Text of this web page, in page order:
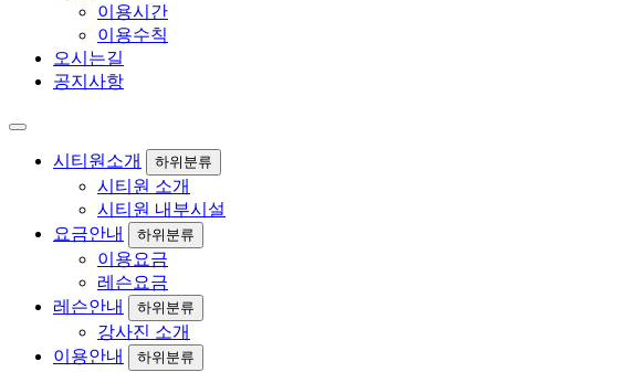
이용시간
이용수칙
오시는길
공지사항
시티원소개 하위분류
시티원 소개
시티원 내부시설
요금안내
하위분류
이용요금
레슨요금
레슨안내
하위분류
강사진 소개
이용안내
하위분류